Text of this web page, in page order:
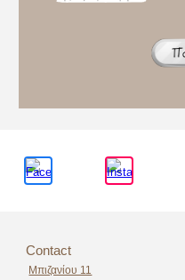
Contact
Μπιζανίου 11